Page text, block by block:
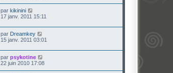
par kikinini
17 janv. 2011 15:11
par Dreamkey
15 janv. 2011 03:01
par psykotine
22 juin 2010 17:08